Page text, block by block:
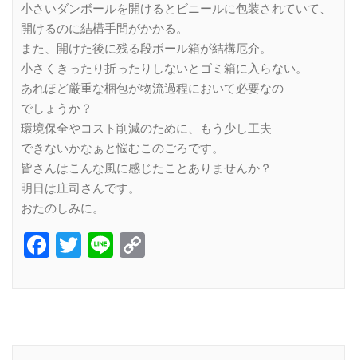
小さいダンボールを開けるとビニールに包装されていて、
開けるのに結構手間がかかる。
また、開けた後に残る段ボール箱が結構厄介。
小さくきったり折ったりしないとゴミ箱に入らない。
あれほど厳重な梱包が物流過程において必要なの
でしょうか？
環境保全やコスト削減のために、もう少し工夫
できないかなぁと悩むこのごろです。
皆さんはこんな風に感じたことありませんか？
明日は庄司さんです。
おたのしみに。
Facebook
Twitter
Line